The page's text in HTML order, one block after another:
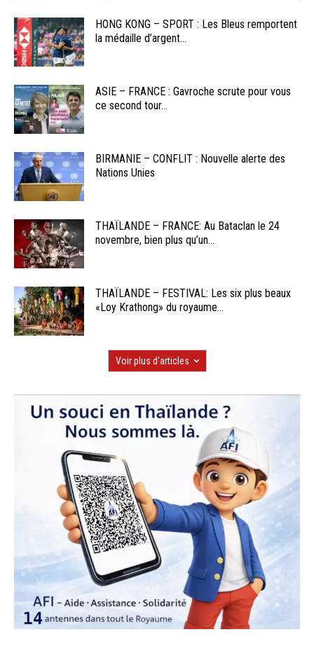
HONG KONG – SPORT : Les Bleus remportent
la médaille d’argent...
ASIE – FRANCE : Gavroche scrute pour vous
ce second tour...
BIRMANIE – CONFLIT : Nouvelle alerte des
Nations Unies
THAÏLANDE – FRANCE: Au Bataclan le 24
novembre, bien plus qu’un...
THAÏLANDE – FESTIVAL: Les six plus beaux
«Loy Krathong» du royaume...
Voir plus d'articles